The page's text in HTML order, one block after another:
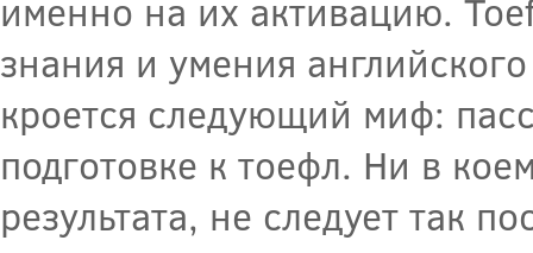
именно на их активацию.
знания и умения
кроется следующий миф:
подготовке к тоефл. Ни в
результата, не следует так